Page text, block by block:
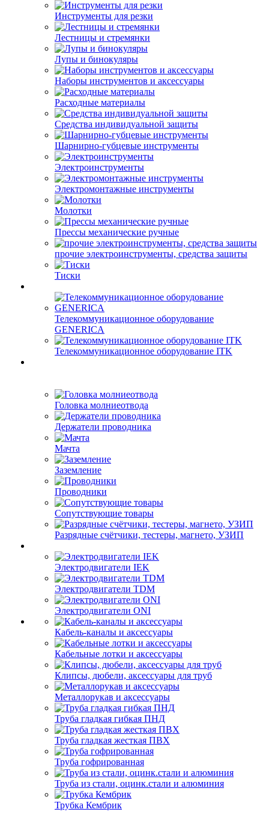
Инструменты для резки
Лестницы и стремянки
Лупы и бинокуляры
Наборы инструментов и аксессуары
Расходные материалы
Средства индивидуальной защиты
Шарнирно-губцевые инструменты
Электроинструменты
Электромонтажные инструменты
Молотки
Прессы механические ручные
прочие электроинструменты, средства защиты
Тиски
Телекоммуникационное оборудование
GENERICA
Телекоммуникационное оборудование ITK
Головка молниеотвода
Держатели проводника
Мачта
Заземление
Проводники
Сопутствующие товары
Разрядные счётчики, тестеры, магнето, УЗИП
Электродвигатели IEK
Электродвигатели TDM
Электродвигатели ONI
Кабель-каналы и аксессуары
Кабельные лотки и аксессуары
Клипсы, дюбели, аксессуары для труб
Металлорукав и аксессуары
Труба гладкая гибкая ПНД
Труба гладкая жесткая ПВХ
Труба гофрированная
Труба из стали, оцинк.стали и алюминия
Трубка Кембрик